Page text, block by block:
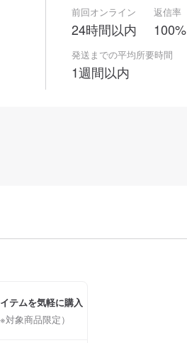
前回オンライン
24時間以内
返信率
100%
発送までの平均所要時間
1週間以内
テムを気軽に購入
象商品限定）